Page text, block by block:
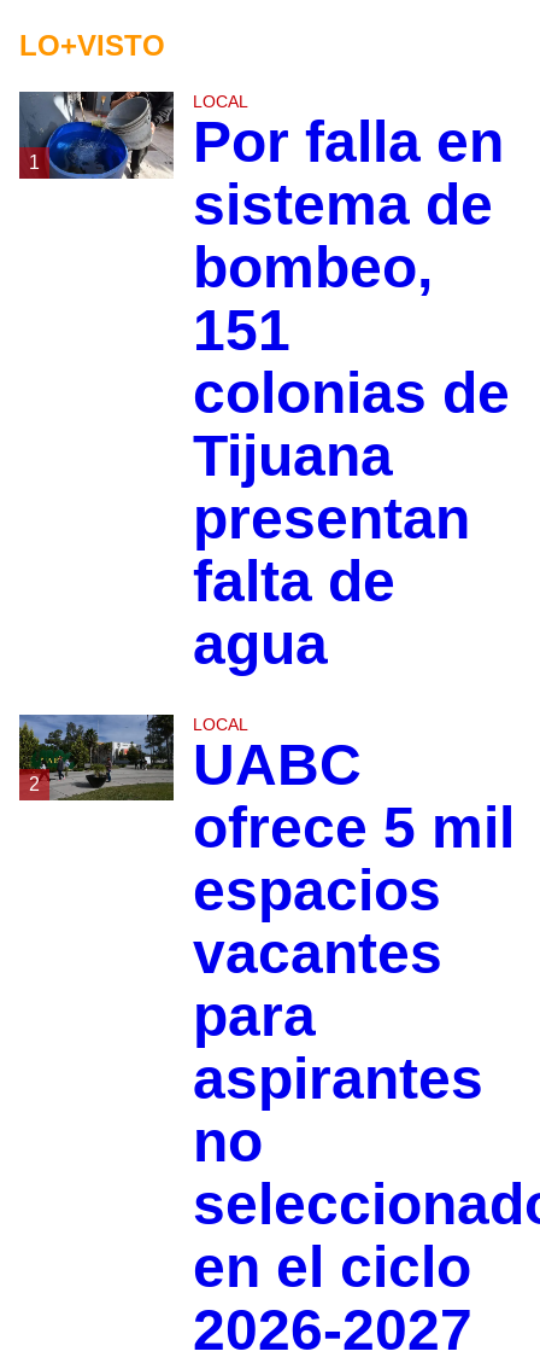
LO+VISTO
1
LOCAL
Por falla en
sistema de
bombeo,
151
colonias de
Tijuana
presentan
falta de
agua
2
LOCAL
UABC
ofrece 5 mil
espacios
vacantes
para
aspirantes
no
en el ciclo
2026-2027